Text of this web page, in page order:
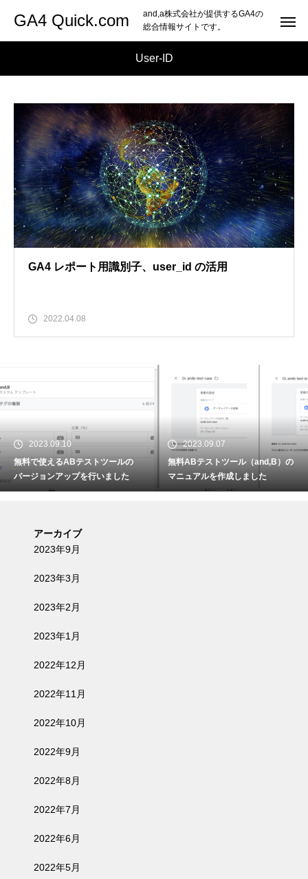
GA4 Quick.com
and,a株式会社が提供するGA4の
総合情報サイトです。
User-ID
GA4 レポート用識別子、user_id の活用
2022.04.08
2023.09.10
無料で使えるABテストツールの
バージョンアップを行いました
2023.09.07
無料ABテストツール（and,B）の
マニュアルを作成しました
アーカイブ
2023年9月
2023年3月
2023年2月
2023年1月
2022年12月
2022年11月
2022年10月
2022年9月
2022年8月
2022年7月
2022年6月
2022年5月